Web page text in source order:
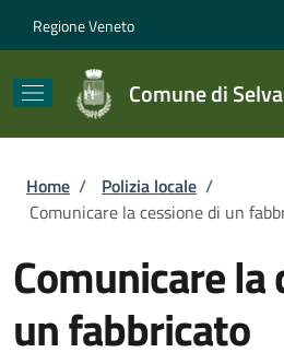
Regione Veneto
Comune di
Briciole di pane
Home / Polizia locale /
Comunicare la cessione di un
Comunicare la
un fabbricato